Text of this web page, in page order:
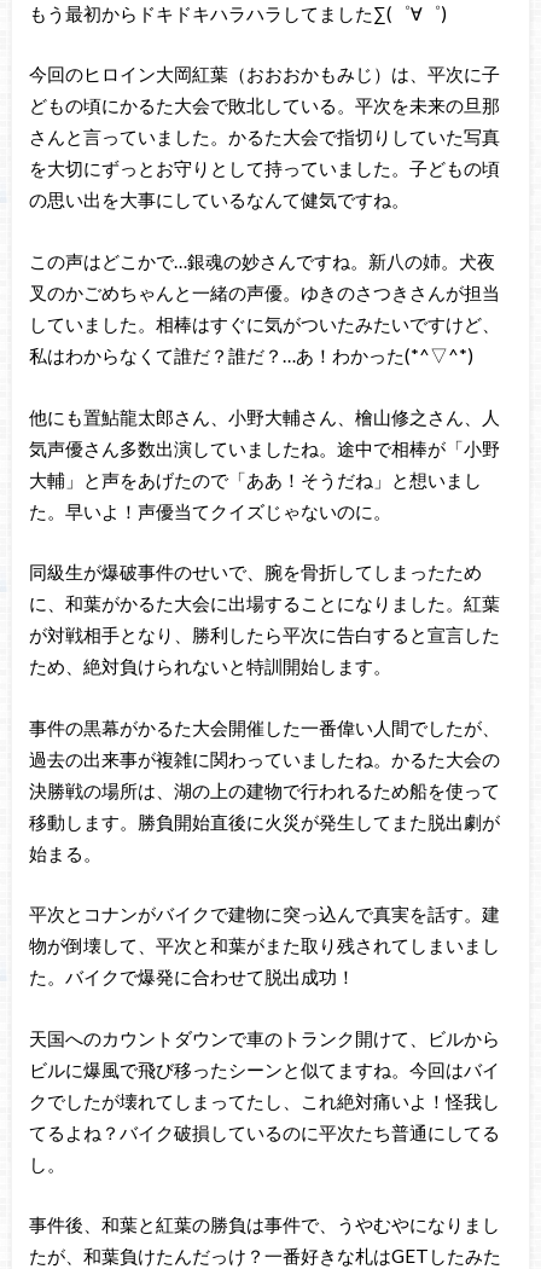
もう最初からドキドキハラハラしてました∑(゜∀゜)
今回のヒロイン大岡紅葉（おおおかもみじ）は、平次に子
どもの頃にかるた大会で敗北している。平次を未来の旦那
さんと言っていました。かるた大会で指切りしていた写真
を大切にずっとお守りとして持っていました。子どもの頃
の思い出を大事にしているなんて健気ですね。
この声はどこかで…銀魂の妙さんですね。新八の姉。犬夜
叉のかごめちゃんと一緒の声優。ゆきのさつきさんが担当
していました。相棒はすぐに気がついたみたいですけど、
私はわからなくて誰だ？誰だ？…あ！わかった(*^▽^*)
他にも置鮎龍太郎さん、小野大輔さん、檜山修之さん、人
気声優さん多数出演していましたね。途中で相棒が「小野
大輔」と声をあげたので「ああ！そうだね」と想いまし
た。早いよ！声優当てクイズじゃないのに。
同級生が爆破事件のせいで、腕を骨折してしまったため
に、和葉がかるた大会に出場することになりました。紅葉
が対戦相手となり、勝利したら平次に告白すると宣言した
ため、絶対負けられないと特訓開始します。
事件の黒幕がかるた大会開催した一番偉い人間でしたが、
過去の出来事が複雑に関わっていましたね。かるた大会の
決勝戦の場所は、湖の上の建物で行われるため船を使って
移動します。勝負開始直後に火災が発生してまた脱出劇が
始まる。
平次とコナンがバイクで建物に突っ込んで真実を話す。建
物が倒壊して、平次と和葉がまた取り残されてしまいまし
た。バイクで爆発に合わせて脱出成功！
天国へのカウントダウンで車のトランク開けて、ビルから
ビルに爆風で飛び移ったシーンと似てますね。今回はバイ
クでしたが壊れてしまってたし、これ絶対痛いよ！怪我し
てるよね？バイク破損しているのに平次たち普通にしてる
し。
事件後、和葉と紅葉の勝負は事件で、うやむやになりまし
たが、和葉負けたんだっけ？一番好きな札はGETしたみた